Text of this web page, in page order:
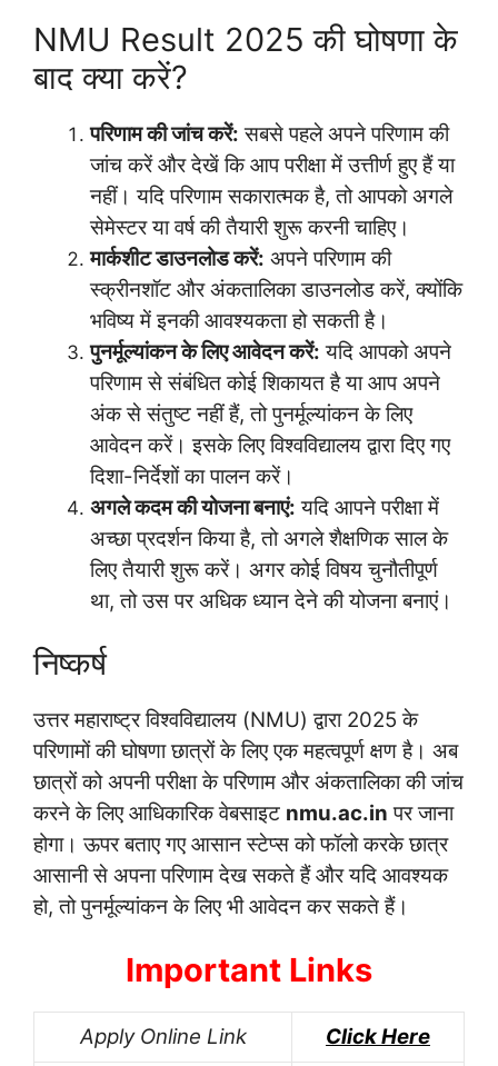
NMU Result 2025 की घोषणा के
बाद क्या करें?
परिणाम की जांच करें: सबसे पहले अपने परिणाम की
जांच करें और देखें कि आप परीक्षा में उत्तीर्ण हुए हैं या
नहीं। यदि परिणाम सकारात्मक है, तो आपको अगले
सेमेस्टर या वर्ष की तैयारी शुरू करनी चाहिए।
मार्कशीट डाउनलोड करें: अपने परिणाम की
स्क्रीनशॉट और अंकतालिका डाउनलोड करें, क्योंकि
भविष्य में इनकी आवश्यकता हो सकती है।
पुनर्मूल्यांकन के लिए आवेदन करें: यदि आपको अपने
परिणाम से संबंधित कोई शिकायत है या आप अपने
अंक से संतुष्ट नहीं हैं, तो पुनर्मूल्यांकन के लिए
आवेदन करें। इसके लिए विश्वविद्यालय द्वारा दिए गए
दिशा-निर्देशों का पालन करें।
अगले कदम की योजना बनाएं: यदि आपने परीक्षा में
अच्छा प्रदर्शन किया है, तो अगले शैक्षणिक साल के
लिए तैयारी शुरू करें। अगर कोई विषय चुनौतीपूर्ण
था, तो उस पर अधिक ध्यान देने की योजना बनाएं।
निष्कर्ष
उत्तर महाराष्ट्र विश्वविद्यालय (NMU) द्वारा 2025 के
परिणामों की घोषणा छात्रों के लिए एक महत्वपूर्ण क्षण है। अब
छात्रों को अपनी परीक्षा के परिणाम और अंकतालिका की जांच
करने के लिए आधिकारिक वेबसाइट nmu.ac.in पर जाना
होगा। ऊपर बताए गए आसान स्टेप्स को फॉलो करके छात्र
आसानी से अपना परिणाम देख सकते हैं और यदि आवश्यक
हो, तो पुनर्मूल्यांकन के लिए भी आवेदन कर सकते हैं।
Important Links
Apply Online Link Click Here